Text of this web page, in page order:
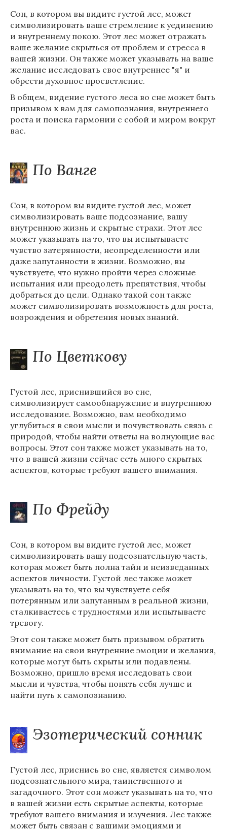
Сон, в котором вы видите густой лес, может
символизировать ваше стремление к уединению
и внутреннему покою. Этот лес может отражать
ваше желание скрыться от проблем и стресса в
вашей жизни. Он также может указывать на ваше
желание исследовать свое внутреннее "я" и
обрести духовное просветление.
В общем, видение густого леса во сне может быть
призывом к вам для самопознания, внутреннего
роста и поиска гармонии с собой и миром вокруг
вас.
По Ванге
Сон, в котором вы видите густой лес, может
символизировать ваше подсознание, вашу
внутреннюю жизнь и скрытые страхи. Этот лес
может указывать на то, что вы испытываете
чувство затерянности, неопределенности или
даже запутанности в жизни. Возможно, вы
чувствуете, что нужно пройти через сложные
испытания или преодолеть препятствия, чтобы
добраться до цели. Однако такой сон также
может символизировать возможность для роста,
возрождения и обретения новых знаний.
По Цветкову
Густой лес, приснившийся во сне,
символизирует самообнаружение и внутреннюю
исследование. Возможно, вам необходимо
углубиться в свои мысли и почувствовать связь с
природой, чтобы найти ответы на волнующие вас
вопросы. Этот сон также может указывать на то,
что в вашей жизни сейчас есть много скрытых
аспектов, которые требуют вашего внимания.
По Фрейду
Сон, в котором вы видите густой лес, может
символизировать вашу подсознательную часть,
которая может быть полна тайн и неизведанных
аспектов личности. Густой лес также может
указывать на то, что вы чувствуете себя
потерянным или запутанным в реальной жизни,
сталкиваетесь с трудностями или испытываете
тревогу.
Этот сон также может быть призывом обратить
внимание на свои внутренние эмоции и желания,
которые могут быть скрыты или подавлены.
Возможно, пришло время исследовать свои
мысли и чувства, чтобы понять себя лучше и
найти путь к самопознанию.
Эзотерический сонник
Густой лес, приснись во сне, является символом
подсознательного мира, таинственного и
загадочного. Этот сон может указывать на то, что
в вашей жизни есть скрытые аспекты, которые
требуют вашего внимания и изучения. Лес также
может быть связан с вашими эмоциями и